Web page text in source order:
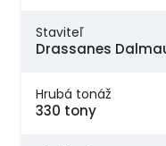
Staviteľ
Drassanes
Hrubá tonáž
330 tony